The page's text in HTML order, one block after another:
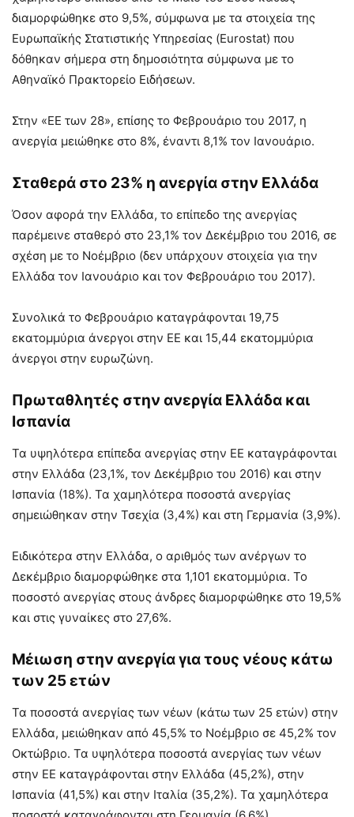
διαμορφώθηκε στο 9,5%, σύμφωνα με τα στοιχεία της
Ευρωπαϊκής Στατιστικής Υπηρεσίας (Eurostat) που
δόθηκαν σήμερα στη δημοσιότητα σύμφωνα με το
Αθηναϊκό Πρακτορείο Ειδήσεων.
Στην «ΕΕ των 28», επίσης το Φεβρουάριο του 2017, η
ανεργία μειώθηκε στο 8%, έναντι 8,1% τον Ιανουάριο.
Σταθερά στο 23% η ανεργία στην Ελλάδα
Όσον αφορά την Ελλάδα, το επίπεδο της ανεργίας
παρέμεινε σταθερό στο 23,1% τον Δεκέμβριο του 2016, σε
σχέση με το Νοέμβριο (δεν υπάρχουν στοιχεία για την
Ελλάδα τον Ιανουάριο και τον Φεβρουάριο του 2017).
Συνολικά το Φεβρουάριο καταγράφονται 19,75
εκατομμύρια άνεργοι στην ΕΕ και 15,44 εκατομμύρια
άνεργοι στην ευρωζώνη.
Πρωταθλητές στην ανεργία Ελλάδα και
Ισπανία
Τα υψηλότερα επίπεδα ανεργίας στην ΕΕ καταγράφονται
στην Ελλάδα (23,1%, τον Δεκέμβριο του 2016) και στην
Ισπανία (18%). Τα χαμηλότερα ποσοστά ανεργίας
σημειώθηκαν στην Τσεχία (3,4%) και στη Γερμανία (3,9%).
Ειδικότερα στην Ελλάδα, ο αριθμός των ανέργων το
Δεκέμβριο διαμορφώθηκε στα 1,101 εκατομμύρια. Το
ποσοστό ανεργίας στους άνδρες διαμορφώθηκε στο 19,5%
και στις γυναίκες στο 27,6%.
Μέιωση στην ανεργία για τους νέους κάτω
των 25 ετών
Τα ποσοστά ανεργίας των νέων (κάτω των 25 ετών) στην
Ελλάδα, μειώθηκαν από 45,5% το Νοέμβριο σε 45,2% τον
Οκτώβριο. Τα υψηλότερα ποσοστά ανεργίας των νέων
στην ΕΕ καταγράφονται στην Ελλάδα (45,2%), στην
Ισπανία (41,5%) και στην Ιταλία (35,2%). Τα χαμηλότερα